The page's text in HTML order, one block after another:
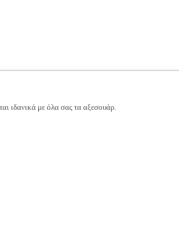
ιδανικά με όλα σας τα αξεσουάρ.